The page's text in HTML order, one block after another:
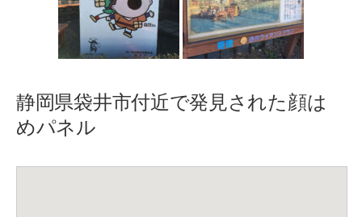
静岡県袋井市付近で発見された顔は
めパネル